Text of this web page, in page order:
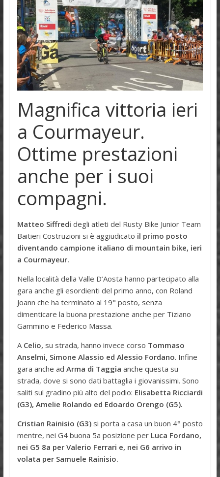
s
t
p
m
Magnifica vittoria ieri
a Courmayeur.
Ottime prestazioni
anche per i suoi
compagni.
Matteo Siffredi degli atleti del Rusty Bike Junior Team
Baitieri Costruzioni si è aggiudicato il primo posto
diventando campione italiano di mountain bike, ieri
a Courmayeur.
Nella località della Valle D’Aosta hanno partecipato alla
gara anche gli esordienti del primo anno, con Roland
Joann che ha terminato al 19° posto, senza
dimenticare la buona prestazione anche per Tiziano
Gammino e Federico Massa.
A Celio, su strada, hanno invece corso Tommaso
Anselmi, Simone Alassio ed Alessio Fordano. Infine
gara anche ad Arma di Taggia anche questa su
strada, dove si sono dati battaglia i giovanissimi. Sono
saliti sul gradino più alto del podio: Elisabetta Ricciardi
(G3), Amelie Rolando ed Edoardo Orengo (G5).
Cristian Rainisio (G3)si porta a casa un buon 4° posto
mentre, nei G4 buona 5a posizione perLuca Fordano,
nei G5 8a per Valerio Ferrari e, nei G6 arrivo in
volata per Samuele Rainisio.